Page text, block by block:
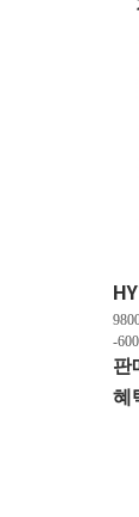
-
지
E
FF
판
혜